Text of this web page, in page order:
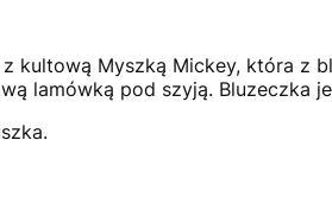
kultową Myszką Mickey, która z
lamówką pod szyją. Bluzeczka